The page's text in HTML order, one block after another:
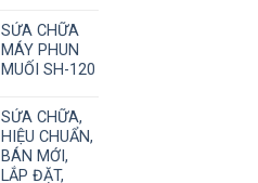
SỬA CHỮA
MÁY PHUN
MUỐI SH-120
SỬA CHỮA,
HIỆU CHUẨN,
BÁN MỚI,
LẮP ĐẶT,